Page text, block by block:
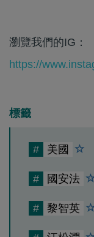
瀏覽我們的IG：
https://
標籤
# 美國
# 國安法
# 黎智英